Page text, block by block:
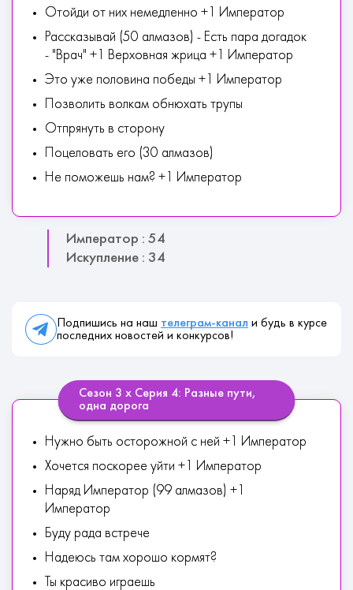
Отойди от них немедленно +1 Император
Рассказывай (50 алмазов) - Есть пара догадок
- "Врач" +1 Верховная жрица +1 Император
Это уже половина победы +1 Император
Позволить волкам обнюхать трупы
Отпрянуть в сторону
Поцеловать его (30 алмазов)
Не поможешь нам? +1 Император
Император : 54
Искупление : 34
Подпишись на наш телеграм-канал и будь в курсе
последних новостей и конкурсов!
Сезон 3 х Серия 4: Разные пути,
одна дорога
Нужно быть осторожной с ней +1 Император
Хочется поскорее уйти +1 Император
Наряд Император (99 алмазов) +1
Император
Буду рада встрече
Надеюсь там хорошо кормят?
Ты красиво играешь